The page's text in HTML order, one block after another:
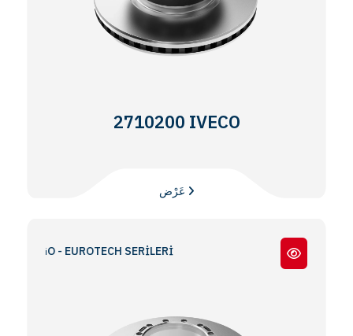
2710200 IVECO
- EUROTECH SERİLERİ